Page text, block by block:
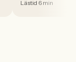
stadigt på 30%.
Lästid 6 min